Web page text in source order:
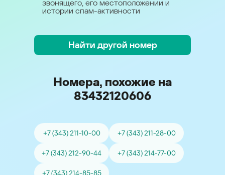
звонящего, его местоположении и
истории спам-активности
Найти другой номер
Номера, похожие на
83432120606
+7 (343) 211-10-00 +7 (343) 211-28-00
+7 (343) 212-90-44 +7 (343) 214-77-00
+7 (343) 214-85-85